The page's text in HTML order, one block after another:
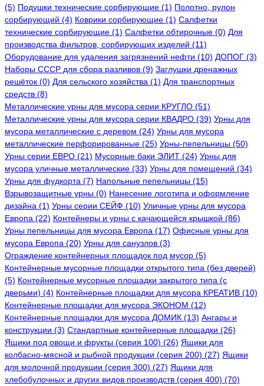
(5) Подушки технические сорбирующие (1) Полотно, рулон
сорбирующий (4) Коврики сорбирующие (1) Салфетки
технические сорбирующие (1) Салфетки обтирочные (0) Для
производства фильтров, сорбирующих изделий (11)
Оборудование для удаления загрязнений нефти (10) ДОПОГ (3)
Наборы СССР для сбора разливов (9) Заглушки дренажных
решёток (0) Для сельского хозяйства (1) Для транспортных
средств (8)
Металлические урны для мусора серии КРУГЛО (51)
Металлические урны для мусора серии КВАДРО (39) Урны для
мусора металлические с деревом (24) Урны для мусора
металлические перфорированные (25) Урны-пепельницы (50)
Урны серии ЕВРО (21) Мусорные баки ЭЛИТ (24) Урны для
мусора уличные металлические (33) Урны для помещений (34)
Урны для фудкорта (7) Напольные пепельницы (15)
Взрывозащитные урны (0) Нанесение логотипа и оформление
дизайна (1) Урны серии СЕЙФ (10) Уличные урны для мусора
Европа (22) Контейнеры и урны с качающейся крышкой (86)
Урны пепельницы для мусора Европа (17) Офисные урны для
мусора Европа (20) Урны для санузлов (3)
Ограждение контейнерных площадок под мусор (5)
Контейнерные мусорные площадки открытого типа (без дверей)
(5) Контейнерные мусорные площадки закрытого типа (с
дверьми) (4) Контейнерные площадки для мусора КРЕАТИВ (10)
Контейнерные площадки для мусора ЭКОНОМ (12)
Контейнерные площадки для мусора ДОМИК (13) Ангары и
конструкции (3) Стандартные контейнерные площадки (26)
Ящики под овощи и фрукты (серия 100) (26) Ящики для
колбасно-мясной и рыбной продукции (серия 200) (27) Ящики
для молочной продукции (серия 300) (27) Ящики для
хлебобулочных и других видов производств (серия 400) (70)